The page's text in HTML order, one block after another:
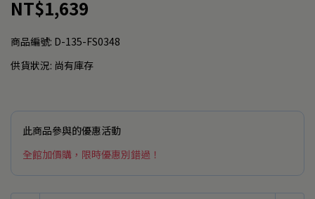
NT$1,639
商品編號: D-135-FS0348
供貨狀況: 尚有庫存
此商品參與的優惠活動
全館加價購，限時優惠別錯過！